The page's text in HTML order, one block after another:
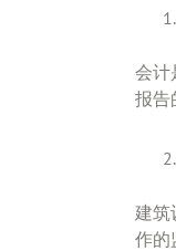
会计
报告
建筑
作的